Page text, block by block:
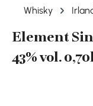
Whisky
Element
43% vol.
Bildergalerie